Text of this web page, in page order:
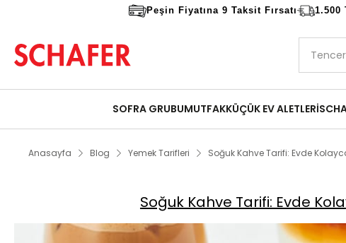
Peşin Fiyatına 9 Taksit Fırsatı 1.500
SOFRA GRUBUMUTFAKKÜÇÜK EV ALETLERİ
Anasayfa Blog Yemek Tarifleri Soğuk Kahve Tarifi: Evde
Soğuk Kahve Tarifi: Evde